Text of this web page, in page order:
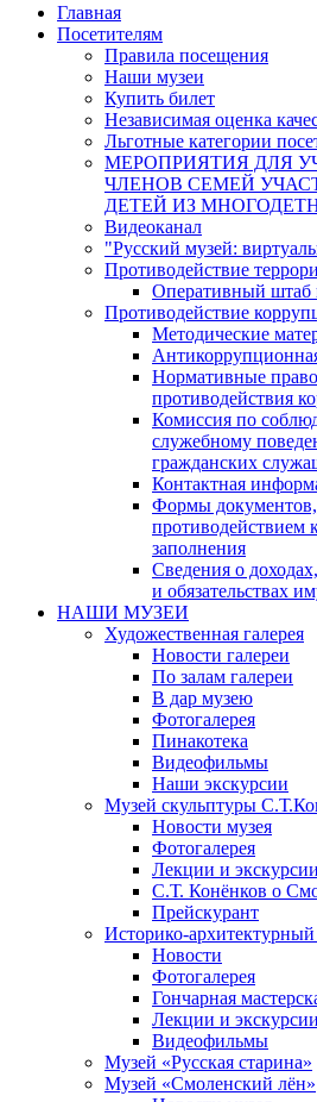
Главная
Посетителям
Правила посещения
Наши музеи
Купить билет
Независимая оценка
Льготные категории
МЕРОПРИЯТИЯ ДЛЯ
ЧЛЕНОВ СЕМЕЙ
ДЕТЕЙ ИЗ
Видеоканал
"Русский музей:
Противодействие
Оперативный штаб
Противодействие
Методические
Нормативные
противодействия
Комиссия по
служебному
гражданских
Контактная
Формы документов,
противодействием
заполнения
Сведения о
и обязательствах
НАШИ МУЗЕИ
Художественная галерея
Новости галереи
По залам галереи
В дар музею
Фотогалерея
Пинакотека
Видеофильмы
Наши экскурсии
Музей скульптуры
Новости музея
Фотогалерея
Лекции и экскурсии
С.Т. Конёнков о
Прейскурант
Историко-
Новости
Фотогалерея
Гончарная
Лекции и экскурсии
Видеофильмы
Музей «Русская старина»
Музей «Смоленский лён»